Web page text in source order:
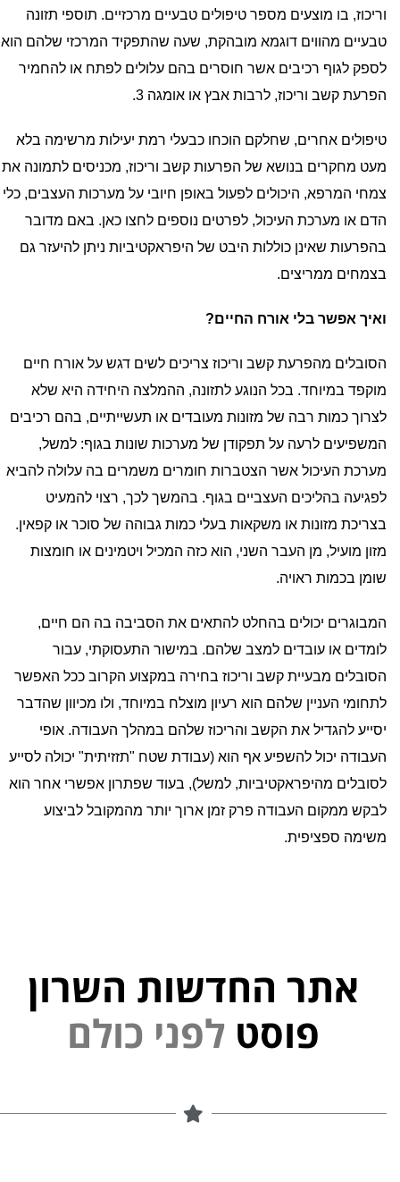
וריכוז, בו מוצעים מספר טיפולים טבעיים מרכזיים. תוספי תזונה
טבעיים מהווים דוגמא מובהקת, שעה שהתפקיד המרכזי שלהם הוא
לספק לגוף רכיבים אשר חוסרים בהם עלולים לפתח או להחמיר
הפרעת קשב וריכוז, לרבות אבץ או אומגה 3.
טיפולים אחרים, שחלקם הוכחו כבעלי רמת יעילות מרשימה בלא
מעט מחקרים בנושא של הפרעות קשב וריכוז, מכניסים לתמונה את
צמחי המרפא, היכולים לפעול באופן חיובי על מערכות העצבים, כלי
הדם או מערכת העיכול, לפרטים נוספים לחצו כאן. באם מדובר
בהפרעות שאינן כוללות היבט של היפראקטיביות ניתן להיעזר גם
בצמחים ממריצים.
ואיך אפשר בלי אורח החיים?
הסובלים מהפרעת קשב וריכוז צריכים לשים דגש על אורח חיים
מוקפד במיוחד. בכל הנוגע לתזונה, ההמלצה היחידה היא שלא
לצרוך כמות רבה של מזונות מעובדים או תעשייתיים, בהם רכיבים
המשפיעים לרעה על תפקודן של מערכות שונות בגוף: למשל,
מערכת העיכול אשר הצטברות חומרים משמרים בה עלולה להביא
לפגיעה בהליכים העצביים בגוף. בהמשך לכך, רצוי להמעיט
בצריכת מזונות או משקאות בעלי כמות גבוהה של סוכר או קפאין.
מזון מועיל, מן העבר השני, הוא כזה המכיל ויטמינים או חומצות
שומן בכמות ראויה.
המבוגרים יכולים בהחלט להתאים את הסביבה בה הם חיים,
לומדים או עובדים למצב שלהם. במישור התעסוקתי, עבור
הסובלים מבעיית קשב וריכוז בחירה במקצוע הקרוב ככל האפשר
לתחומי העניין שלהם הוא רעיון מוצלח במיוחד, ולו מכיוון שהדבר
יסייע להגדיל את הקשב והריכוז שלהם במהלך העבודה. אופי
העבודה יכול להשפיע אף הוא (עבודת שטח "תזזיתית" יכולה לסייע
לסובלים מהיפראקטיביות, למשל), בעוד שפתרון אפשרי אחר הוא
לבקש ממקום העבודה פרק זמן ארוך יותר מהמקובל לביצוע
משימה ספציפית.
אתר החדשות השרון
פוסט
כ ולם פ